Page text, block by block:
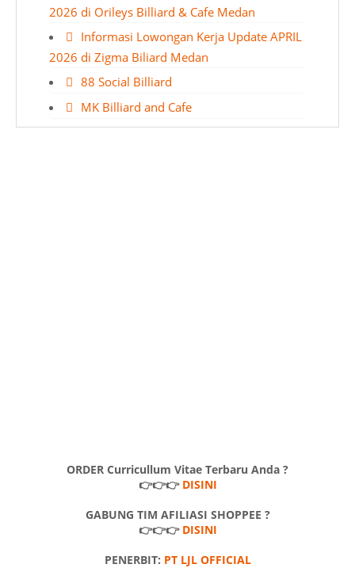
2026 di Orileys Billiard & Cafe Medan
Informasi Lowongan Kerja Update APRIL
2026 di Zigma Biliard Medan
88 Social Billiard
MK Billiard and Cafe
ORDER Curricullum Vitae Terbaru Anda ?
👉👉👉 DISINI
GABUNG TIM AFILIASI SHOPPEE ?
👉👉👉 DISINI
PENERBIT: PT LJL OFFICIAL